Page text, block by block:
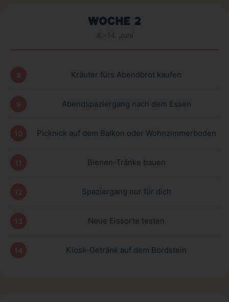
WOCHE 2
8.–14. Juni
Kräuter fürs Abendbrot kaufen
Abendspaziergang nach dem Essen
Picknick auf dem Balkon oder Wohnzimmerboden
Bienen-Tränke bauen
Spaziergang nur für dich
Neue Eissorte testen
Kiosk-Getränk auf dem Bordstein